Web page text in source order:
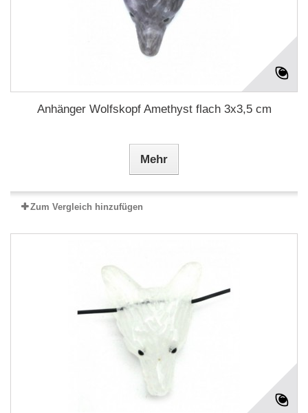
Anhänger Wolfskopf Amethyst flach 3x3,5 cm
Mehr
Zum Vergleich hinzufügen